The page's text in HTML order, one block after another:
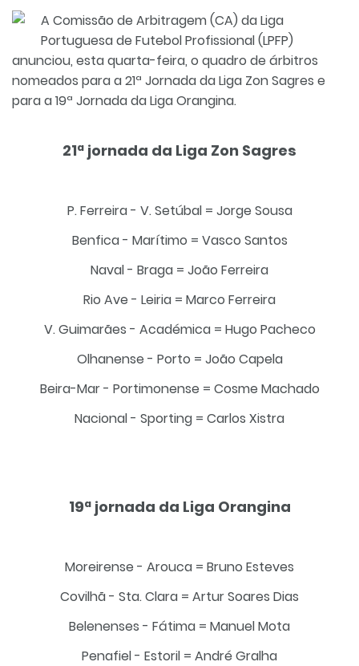
A Comissão de Arbitragem (CA) da Liga
Portuguesa de Futebol Profissional (LPFP)
anunciou, esta quarta-feira, o quadro de árbitros
nomeados para a 21ª Jornada da Liga Zon Sagres e
para a 19ª Jornada da Liga Orangina.
21ª jornada da Liga Zon Sagres
P. Ferreira - V. Setúbal = Jorge Sousa
Benfica - Marítimo = Vasco Santos
Naval - Braga = João Ferreira
Rio Ave - Leiria = Marco Ferreira
V. Guimarães - Académica = Hugo Pacheco
Olhanense - Porto = João Capela
Beira-Mar - Portimonense = Cosme Machado
Nacional - Sporting = Carlos Xistra
19ª jornada da Liga Orangina
Moreirense - Arouca = Bruno Esteves
Covilhã - Sta. Clara = Artur Soares Dias
Belenenses - Fátima = Manuel Mota
Penafiel - Estoril = André Gralha